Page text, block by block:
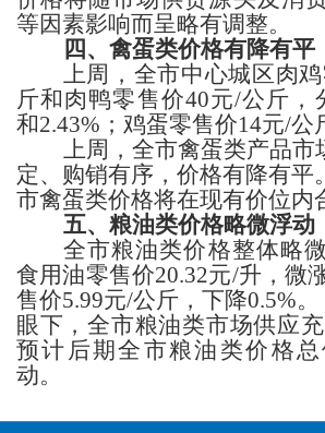
等因素影响而呈略有调整。
四、 禽蛋类价格有降有平
上周， 全市中心城区肉鸡
斤和肉鸭零售价40元/公斤，
和2.43%；鸡蛋零售价14元/公
上周，全市禽蛋类产品市
定、 购销有序，价格有降有平。
市禽蛋类价格将在现有价位内
五、粮油类价格略微浮动
全市粮油类价格整体略
食用油零售价20.32元/升，微
售价5.99元/公斤， 下降0.5%。
眼下，全市粮油类市场供应
预计 后期全市粮油 类价格
动。